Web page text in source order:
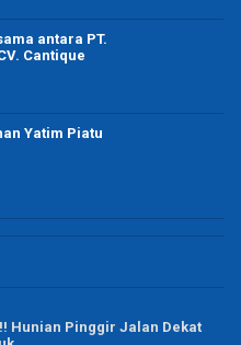
antara PT.
Cantique
Yatim Piatu
Hunian Pinggir Jalan Dekat